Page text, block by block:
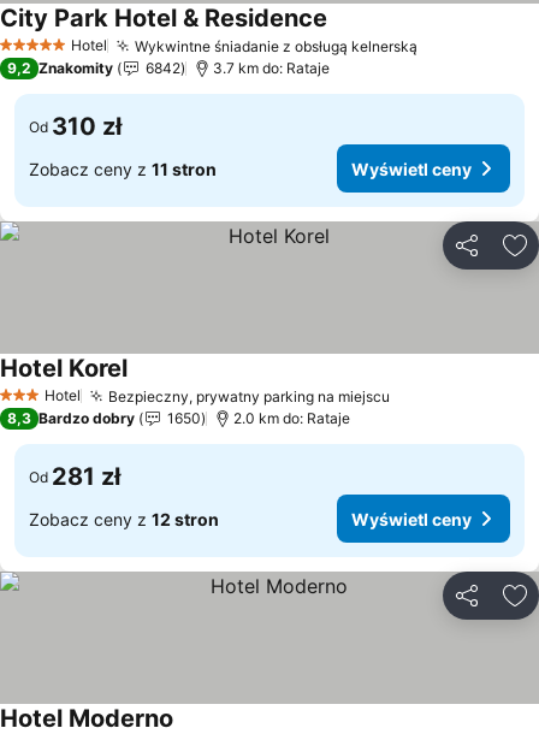
5 KategoriaHotel Wykwintne śniadanie z obsługą kelnerską
City Park Hotel & Residence
9,2 Znakomity 6842 3.7 km do: Rataje
Od 310 zł
Zobacz ceny z 11 stron Wyświetl ceny
3 Kategoria
Hotel Bezpieczny, prywatny parking na miejscu
Hotel KorelWyświetl ceny
8,3 Bardzo dobry 1650 2.0 km do: Rataje
Od 281 zł
Zobacz ceny z 12 stron Wyświetl ceny
Hotel Moderno